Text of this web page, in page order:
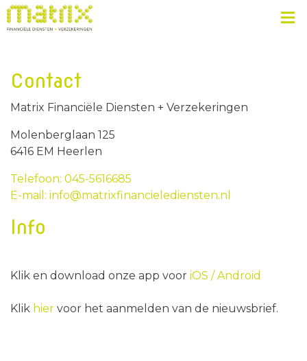
Contact
Matrix Financiële Diensten + Verzekeringen
Molenberglaan 125
6416 EM Heerlen
Telefoon: 045-5616685
E-mail: info@matrixfinancielediensten.nl
Info
Klik en download onze app voor iOS /Android
Klik hier voor het aanmelden van de nieuwsbrief.